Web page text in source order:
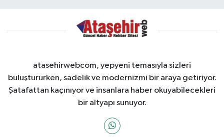
atasehirwebcom, yepyeni temasıyla sizleri
buluştururken, sadelik ve modernizmi bir araya getiriyor.
Şatafattan kaçınıyor ve insanlara haber okuyabilecekleri
bir altyapı sunuyor.